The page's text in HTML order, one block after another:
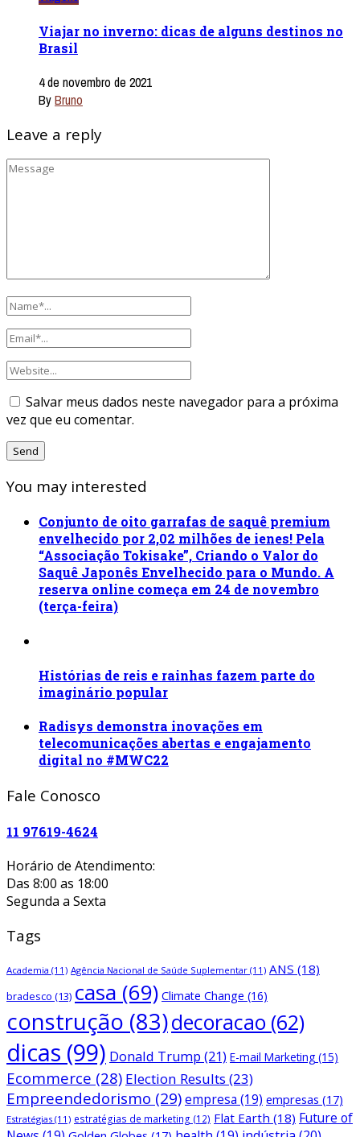
Viajar no inverno: dicas de alguns destinos no
Brasil
4 de novembro de 2021
ByBruno
Leave a reply
Salvar meus dados neste navegador para a próxima
vez que eu comentar.
You may interested
Conjunto de oito garrafas de saquê premium
envelhecido por 2,02 milhões de ienes! Pela
“Associação Tokisake”, Criando o Valor do
Saquê Japonês Envelhecido para o Mundo. A
reserva online começa em 24 de novembro
(terça-feira)
Histórias de reis e rainhas fazem parte do
imaginário popular
Radisys demonstra inovações em
telecomunicações abertas e engajamento
digital no #MWC22
Fale Conosco
11 97619-4624
Horário de Atendimento:
Das 8:00 as 18:00
Segunda a Sexta
Tags
Academia (11) Agência Nacional de Saúde Suplementar (11) ANS (18)
bradesco (13) casa (69) Climate Change (16)
construção (83)decoracao (62)
dicas (99) Donald Trump (21) E-mail Marketing (15)
Ecommerce (28) Election Results (23)
Empreendedorismo (29)empresa (19) empresas (17)
Estratégias (11) estratégias de marketing (12) Flat Earth (18) Future of